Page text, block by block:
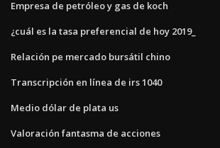
Empresa de petróleo y gas de koch
¿cuál es la tasa preferencial de hoy 2019_
Relación pe mercado bursátil chino
Transcripción en línea de irs 1040
Medio dólar de plata us
Valoración fantasma de acciones